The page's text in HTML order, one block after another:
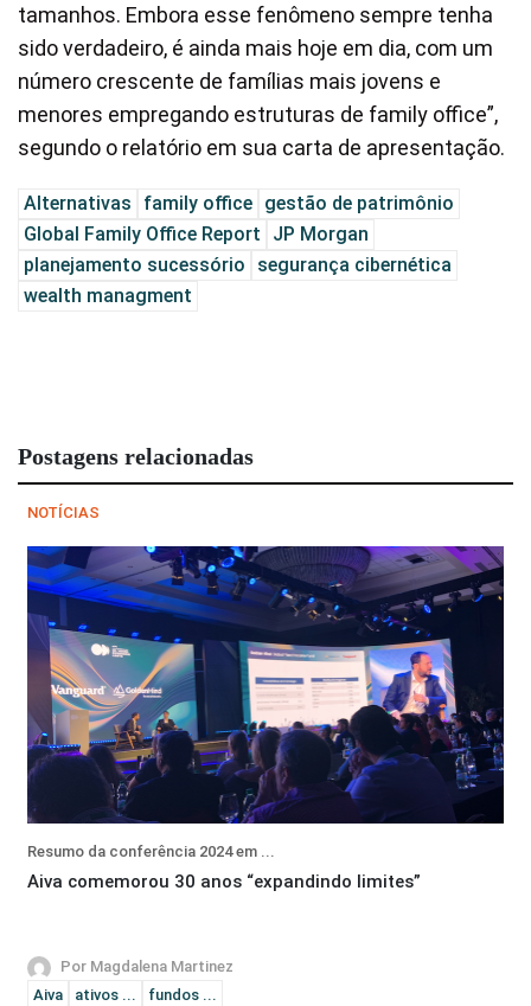
tamanhos. Embora esse fenômeno sempre tenha
sido verdadeiro, é ainda mais hoje em dia, com um
número crescente de famílias mais jovens e
menores empregando estruturas de family office”,
segundo o relatório em sua carta de apresentação.
Alternativas family office gestão de patrimônio
Global Family Office Report
JP Morgan
planejamento sucessório
segurança cibernética
wealth managment
Postagens relacionadas
NOTÍCIAS
Resumo da conferência 2024 em ...
Aiva comemorou 30 anos “expandindo limites”
Por Magdalena Martinez
Aiva
ativos ... fundos ...